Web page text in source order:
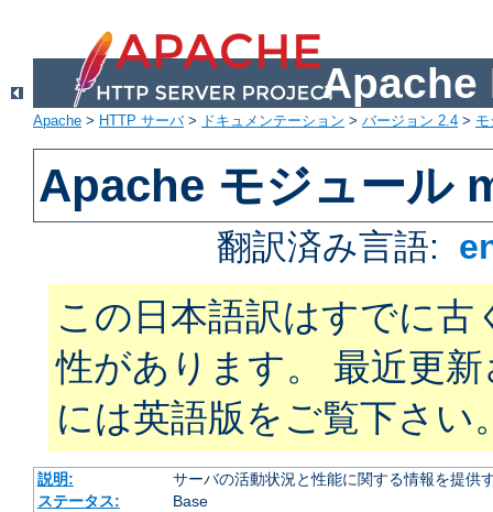
Apache
Apache > HTTP サーバ> ドキュメンテーション > バージョン 2.4 >
Apache モジュール
翻訳済み言語:
この日本語訳はすでに古
性があります。 最近更
には英語版をご覧下さい
説明:
サーバの活動状況と性能に関する情報を提供
ステータス:
Base